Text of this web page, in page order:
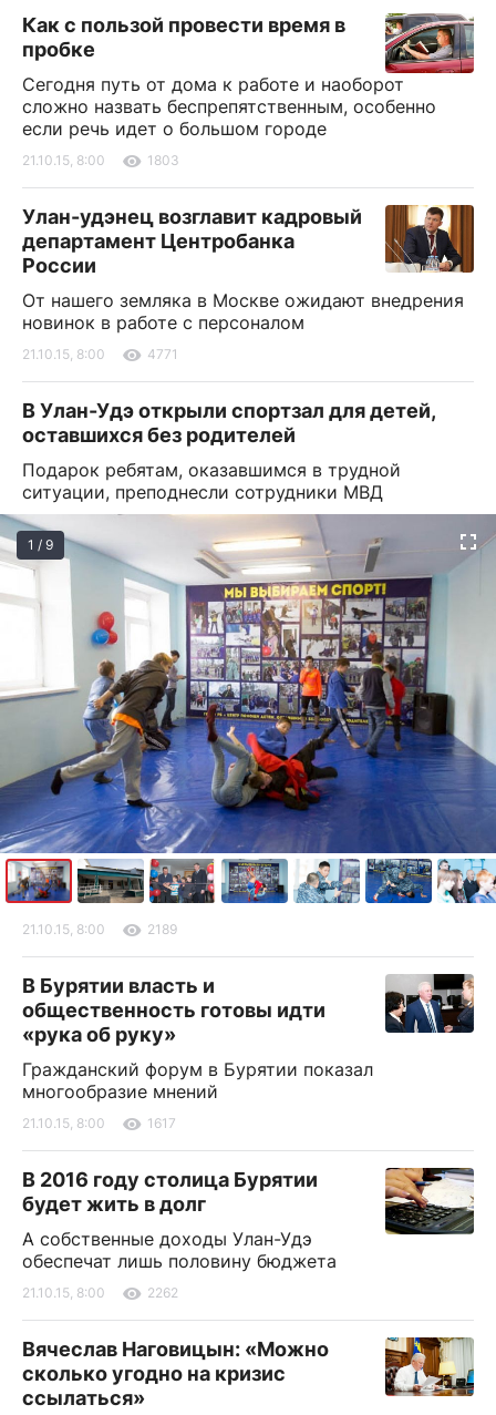
Как с пользой провести время в
пробке
Сегодня путь от дома к работе и наоборот
сложно назвать беспрепятственным, особенно
если речь идет о большом городе
21.10.15, 8:00 1803
Улан-удэнец возглавит кадровый
департамент Центробанка
России
От нашего земляка в Москве ожидают внедрения
новинок в работе с персоналом
21.10.15, 8:00 4771
В Улан-Удэ открыли спортзал для детей,
оставшихся без родителей
Подарок ребятам, оказавшимся в трудной
ситуации, преподнесли сотрудники МВД
1 / 9
21.10.15, 8:00 2189
В Бурятии власть и
общественность готовы идти
«рука об руку»
Гражданский форум в Бурятии показал
многообразие мнений
21.10.15, 8:00 1617
В 2016 году столица Бурятии
будет жить в долг
А собственные доходы Улан-Удэ
обеспечат лишь половину бюджета
21.10.15, 8:00 2262
Вячеслав Наговицын: «Можно
сколько угодно на кризис
ссылаться»